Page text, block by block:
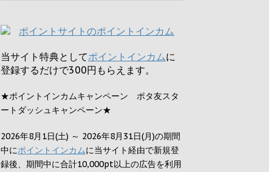
当サイト特典としてポイントインカムに
登録するだけで300円 もらえます。
★ポイントインカムキャンペーン ポタ友スタ
ートダッシュキャンペーン★
2026年8月1日(土) ～ 2026年8月31日(月)の期間
中にポイントインカムに当サイト経由で新規登
録後、期間中に合計10,000pt以上の広告を利用